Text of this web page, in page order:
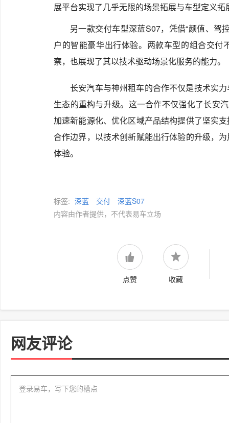
展平台实现了几乎无限的场景拓展与车型定义
另一款交付车型深蓝S07，凭借“颜值、驾
户的智能豪华出行体验。两款车型的组合交
察，也展现了其以技术驱动场景化服务的能力。
长安汽车与神州租车的合作不仅是技术实
生态的重构与升级。这一合作不仅强化了长安
加速新能源化、优化区域产品结构提供了坚实
合作边界，以技术创新赋能出行体验的升级，
体验。
标签: 深蓝 交付
深蓝S07
内容由作者提供，不代表易车立场
点赞 收藏
网友评论
登录易车，写下您的槽点